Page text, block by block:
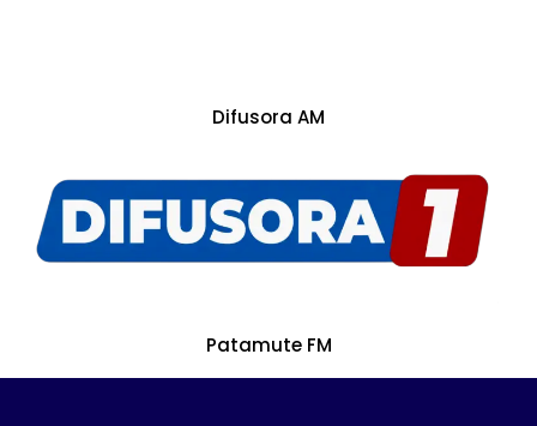
Difusora AM
Patamute FM